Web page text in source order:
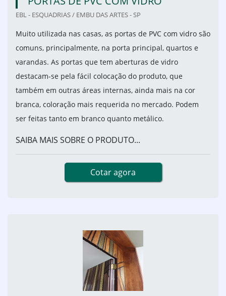
EBL - ESQUADRIAS / EMBU DAS ARTES - SP
Muito utilizada nas casas, as portas de PVC com vidro são
comuns, principalmente, na porta principal, quartos e
varandas. As portas que tem aberturas de vidro
destacam-se pela fácil colocação do produto, que
também em outras áreas internas, ainda mais na cor
branca, coloração mais requerida no mercado. Podem
ser feitas tanto em branco quanto metálico.
SAIBA MAIS SOBRE O PRODUTO...
Cotar agora